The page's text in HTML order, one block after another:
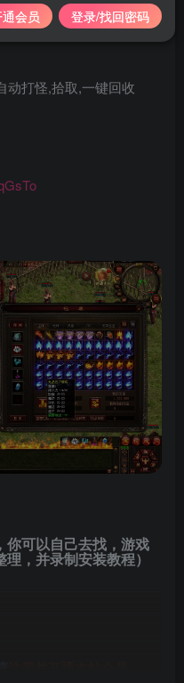
不参与！）仅供个人学习
动打怪,拾取,一键回收
你可以自己去找，游戏
，并录制安装教程）
会员 登录/找回密码